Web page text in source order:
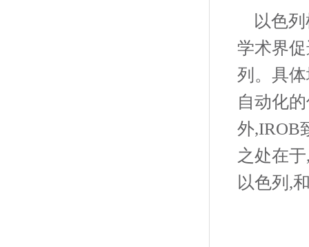
以色
学术界
列。具
自动化
外,IROB
之处在
以色列,